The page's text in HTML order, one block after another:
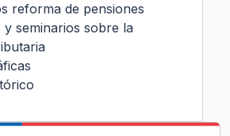
reforma de pensiones
y seminarios sobre la